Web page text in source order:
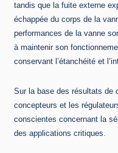
tandis que la fuite externe
échappée du corps de la
performances de la vanne
à maintenir son
conservant l’étanchéité et
Sur la base des résultats de
concepteurs et les
conscientes concernant la
des applications critiques.